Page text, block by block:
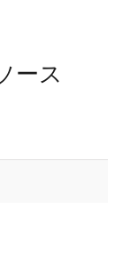
ース